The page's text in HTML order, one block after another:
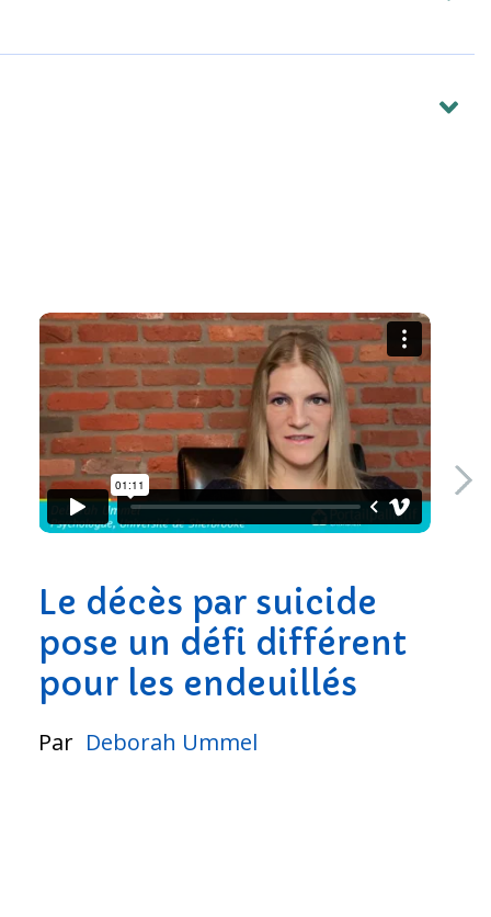
Le décès par suicide
pose un défi différent
pour les endeuillés
Par Deborah Ummel